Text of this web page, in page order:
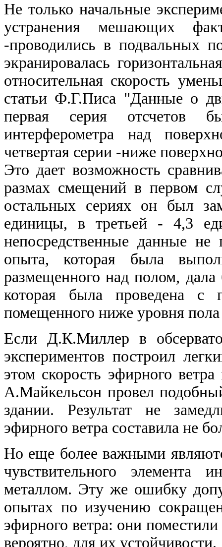
Не только начальные
устранения мешающих
-проводились в подвальных
экранировалась
относительная скорость
статьи Ф.Г.Писа "Данные о
первая серия отсчетов
интерферометра над
четвертая серии -ниже
Это дает возможность
размах смещений в первом
остальных сериях он был
единицы, в третьей - 4,3
непосредственные данные
опыта, которая была
размещенного над полом,
которая была проведена с
помещенного ниже уровня
Если Д.К.Миллер в
экспериментов построил
этом скорость эфирного ветра
А.Майкельсон провел
здании. Результат не
эфирного ветра составила не
Но еще более важными
чувствительного элемента
металлом. Эту же ошибку
опытах по изучению
эфирного ветра: они
вероятно, для их устойчивости.